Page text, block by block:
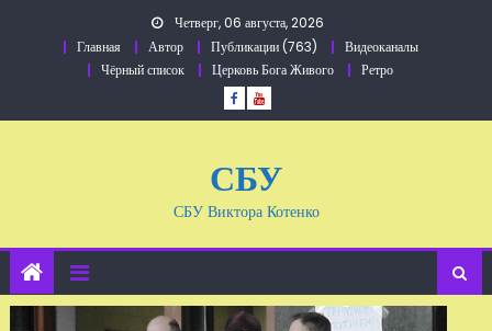
Четверг, 06 августа, 2026
Главная
Автор Публикации (763)
Видеоканалы
Чёрный список
Церковь Бога Живого Ретро
СБУ
СБУ Виктора Котенко